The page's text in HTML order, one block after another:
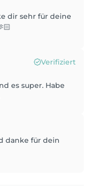
dir sehr für deine
Verifiziert
es super. Habe
danke für dein